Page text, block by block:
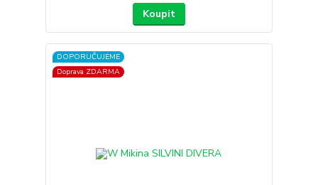
Koupit
DOPORUČUJEME
Doprava ZDARMA